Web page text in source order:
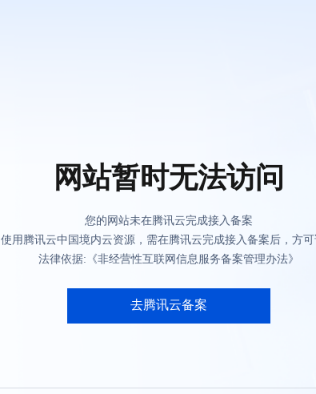
网站暂时无法访问
您的网站未在腾讯云完成接入备案
使用腾讯云中国境内云资源，需在腾讯云完成接入备案后，方
法律依据:《非经营性互联网信息服务备案管理办法》
去腾讯云备案